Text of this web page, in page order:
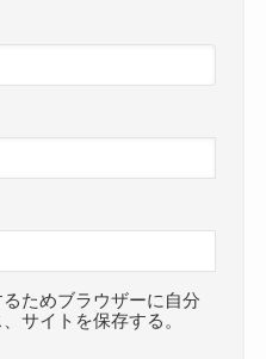
ためブラウザーに自分
サイトを保存する。